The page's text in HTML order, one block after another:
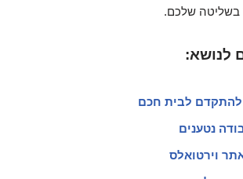
בשליטה שלכם.
לנושא:
להתקדם לבית חכם
נטענים
וירטואלס